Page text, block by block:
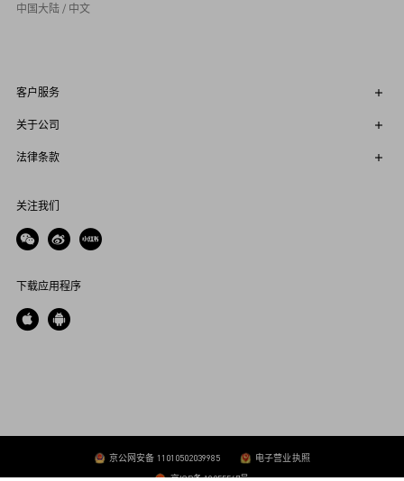
中国大陆 / 中文
客户服务
关于公司
法律条款
关注我们
下载应用程序
京公网安备 11010502039985
电子营业执照
京ICP备 19055547号